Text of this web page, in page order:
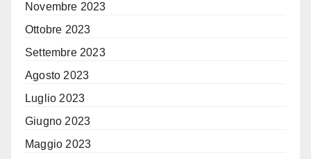
Novembre 2023
Ottobre 2023
Settembre 2023
Agosto 2023
Luglio 2023
Giugno 2023
Maggio 2023